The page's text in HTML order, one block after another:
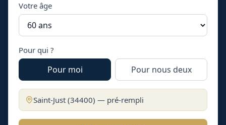
Votre âge
Pour qui ?
Pour moi Pour nous deux
Saint-Just (34400) — pré-rempli